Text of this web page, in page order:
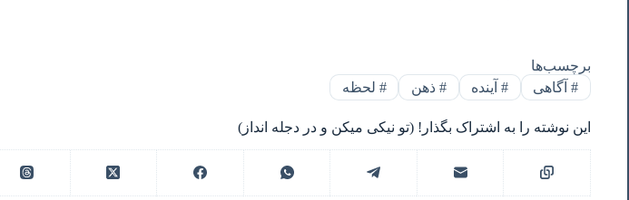
برچسب‌ها
#آگاهی #آینده #ذهن # لحظه
این نوشته را به اشتراک بگذار! (تو نیکی میکن و در دجله انداز)